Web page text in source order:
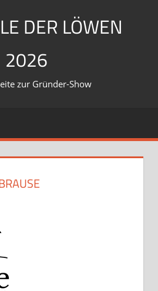
DER LÖWEN
2026
zur Gründer-Show